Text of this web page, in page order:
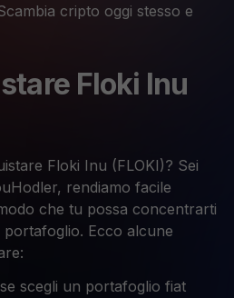
cripto oggi stesso e
Floki Inu
Floki Inu (FLOKI)? Sei
rendiamo facile
che tu possa concentrarti
Ecco alcune
scegli un portafoglio fiat